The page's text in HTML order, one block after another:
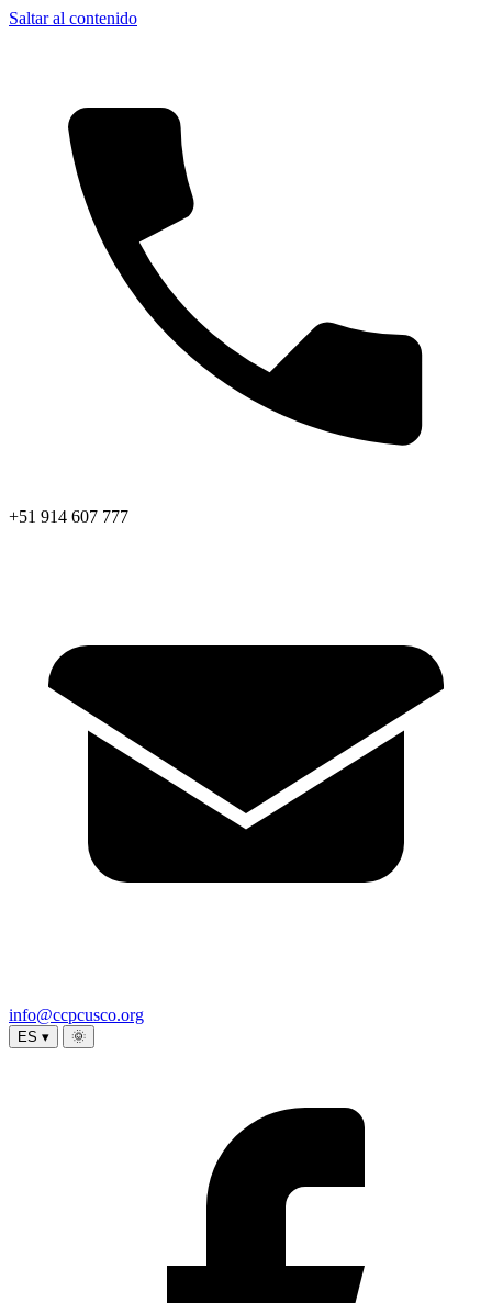
Saltar al contenido
+51 914 607 777
info@ccpcusco.org
ES ▾ 🌞